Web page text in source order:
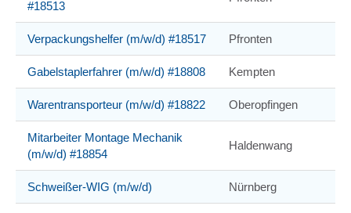
#18513
Verpackungshelfer (m/w/d) #18517 Pfronten
Gabelstaplerfahrer (m/w/d) #18808 Kempten
Warentransporteur (m/w/d) #18822 Oberopfingen
Mitarbeiter Montage Mechanik
(m/w/d) #18854
Haldenwang
Schweißer-WIG (m/w/d) Nürnberg